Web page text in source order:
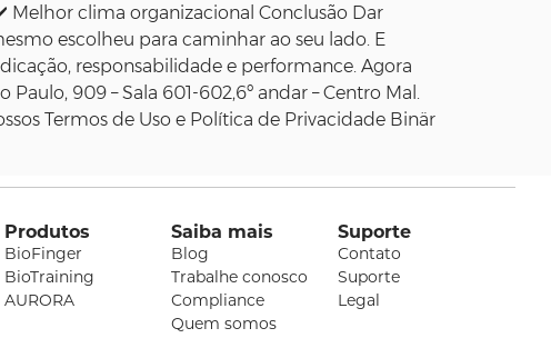
clima organizacional Conclusão Dar
escolheu para caminhar ao seu lado. E
responsabilidade e performance. Agora
909 – Sala 601-602,6º andar – Centro Mal.
Termos de Uso e Política de Privacidade Binär
Produtos
BioFinger
BioTraining
AURORA
Saiba mais
Blog
Trabalhe conosco
Compliance
Quem somos
Suporte
Contato
Suporte
Legal